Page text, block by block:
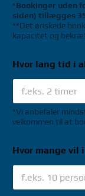
*Bookinger uden
siden) tillægges
**Det ønskede
kapacitet og
Hvor lang tid i
*Vi anbefaler
velkommen til at
Hvor mange vil